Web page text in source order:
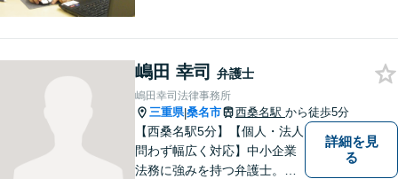
ます。地域密着型の法律事務
所です。お気軽にどうぞ【弁
護士費用特約保険・法テラス
利用可】
嶋田 幸司 弁護士
嶋田幸司法律事務所
三重県|桑名市 西桑名駅 から徒歩5分
【西桑名駅5分】【個人・法人
問わず幅広く対応】中小企業
法務に強みを持つ弁護士。個
詳細を見
る